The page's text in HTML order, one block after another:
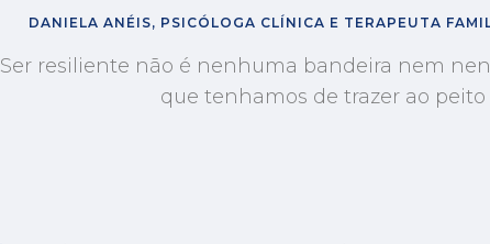
DANIELA ANÉIS, PSICÓLOGA CLÍNICA E TERAPEUTA
Ser resiliente não é nenhuma bandeira nem
que tenhamos de trazer ao peito